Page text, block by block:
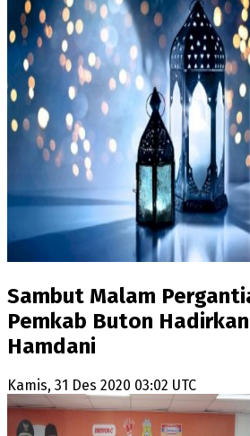
Sambut Malam
Pemkab Buton
Hamdani
Kamis, 31 Des 2020 03:02 UTC